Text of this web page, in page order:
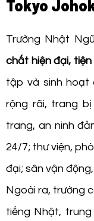
Tokyo
Trường Nhật
chất hiện đại, tiện
tập và sinh hoạt
rộng rãi, trang
trang, an ninh
24/7; thư viện,
đại; sân vận
Ngoài ra, trường
tiếng Nhật,